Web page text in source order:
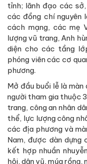
tỉnh; lãnh đạo các
các đồng chí nguyên
cách mạng, các mẹ
lượng vũ trang, Anh
diện cho các tầng
phóng viên các cơ
phương.
Mở đầu buổi lễ là màn
người tham gia thuộc
trang, công an nhân
thể, lực lượng công
các địa phương và
Nam, được dàn dựng
kết hợp nhuần
hội, dân vũ, múa